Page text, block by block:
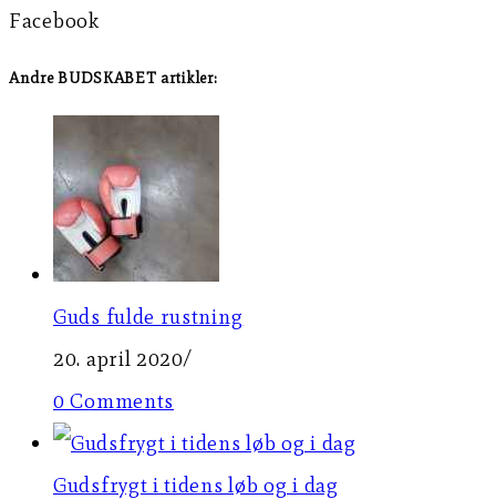
Facebook
Andre BUDSKABET artikler:
Guds fulde rustning
20. april 2020/
0 Comments
Gudsfrygt i tidens løb og i dag